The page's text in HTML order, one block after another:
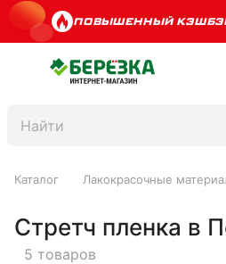
ПОВЫШЕННЫЙ
Каталог Лакокрасочные
Стретч пленка в
5 товаров